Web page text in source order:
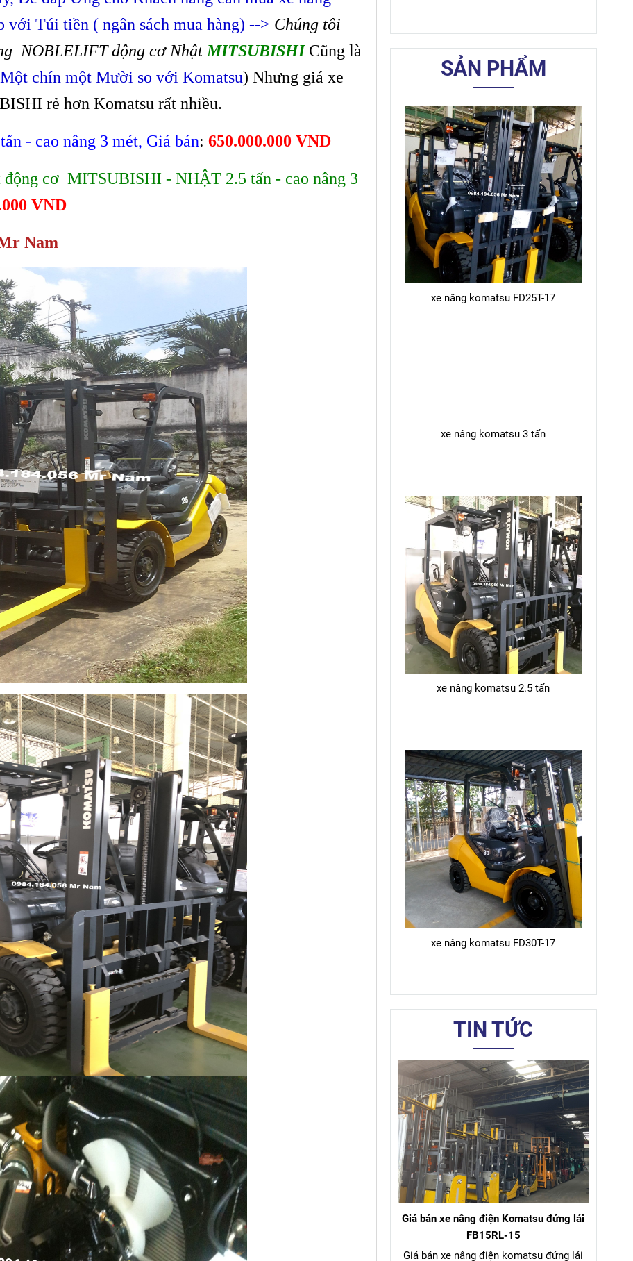
với Túi tiền ( ngân sách mua hàng) --> Chúng tôi
NOBLELIFT động cơ Nhật MITSUBISHI Cũng là
Một chín một Mười so với Komatsu) Nhưng giá xe
rẻ hơn Komatsu rất nhiều.
- cao nâng 3 mét, Giá bán: 650.000.000 VND
cơ MITSUBISHI - NHẬT 2.5 tấn - cao nâng 3
VND
Nam
SẢN PHẨM
xe nâng komatsu FD25T-17
xe nâng komatsu 3 tấn
xe nâng komatsu 2.5 tấn
xe nâng komatsu FD30T-17
TIN TỨC